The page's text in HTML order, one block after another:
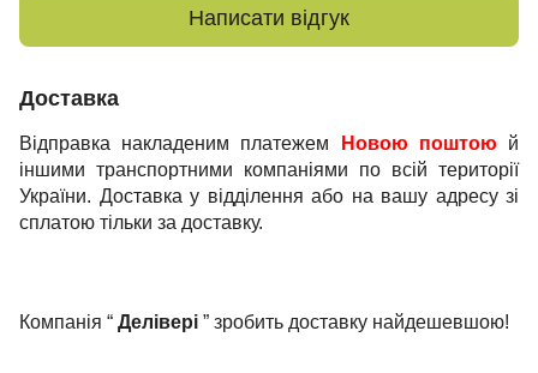
Написати відгук
Доставка
Відправка накладеним платежем Новою поштою й
іншими транспортними компаніями по всій території
України. Доставка у відділення або на вашу адресу зі
сплатою тільки за доставку.
Компанія “ Делівері ” зробить доставку найдешевшою!